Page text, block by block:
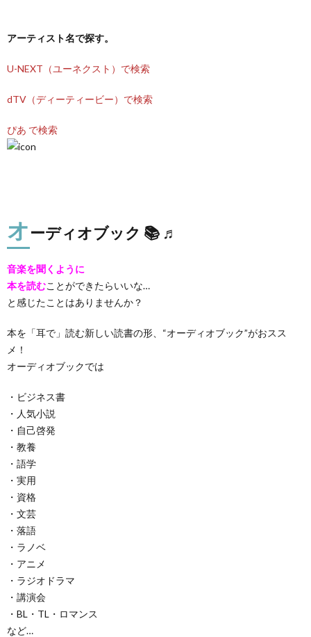
アーティスト名で探す。
U-NEXT（ユーネクスト）で検索
dTV（ディーティービー）で検索
ぴあ で検索
オーディオブック 📚 ♬
音楽を聞くように
本を読むことができたらいいな…
と感じたことはありませんか？
本を「耳で」読む新しい読書の形、“オーディオブック”がおスス
メ！
オーディオブックでは
・ビジネス書
・人気小説
・自己啓発
・教養
・語学
・実用
・資格
・文芸
・落語
・ラノベ
・アニメ
・ラジオドラマ
・講演会
・BL・TL・ロマンス
など…